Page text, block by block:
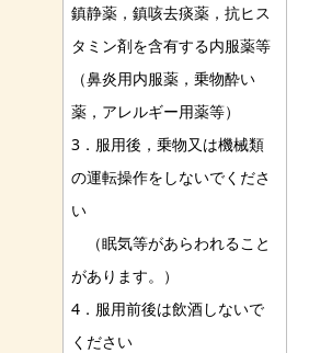
鎮静薬，鎮咳去痰薬，抗ヒス
タミン剤を含有する内服薬等
（鼻炎用内服薬，乗物酔い
薬，アレルギー用薬等）
3．服用後，乗物又は機械類
の運転操作をしないでくださ
い
（眠気等があらわれること
があります。）
4．服用前後は飲酒しないで
ください